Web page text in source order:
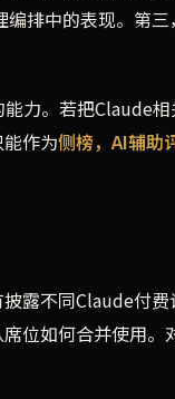
排中的表现。第
力。若把Claude相
作为侧榜，AI辅助
不同Claude付费
位如何合并使用。